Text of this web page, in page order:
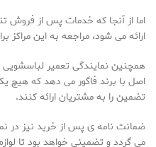
اما از آنجا که خدمات پس از فروش
ارائه می شود، مراجعه به این
همچنین نمایندگی تعمیر
اصل با برند فاگور می دهد که هیچ
تضمین را به مشتریان ارائه کنند.
ضمانت نامه ی پس از خرید نیز در
می گردد و تضمینی خواهد بود تا